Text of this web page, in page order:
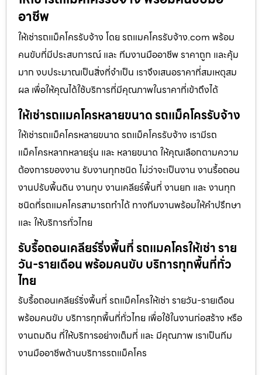
อาชีพ
ให้เช่ารถแม็คโครรับจ้าง โดย รถแมคโครรับจ้าง.com พร้อม
คนขับที่มีประสบการณ์ และ ทีมงานมืออาชีพ ราคาถูก และคุ้ม
มาก งบประมาณเป็นสิ่งที่จำเป็น เราจึงเสนอราคาที่สมเหตุสม
ผล เพื่อให้คุณได้ใช้บริการที่มีคุณภาพในราคาที่เข้าถึงได้
ให้เช่ารถแมคโครหลายขนาด รถแม็คโครรับจ้าง
ให้เช่ารถแม็คโครหลายขนาด รถแม็คโครรับจ้าง เรามีรถ
แม็คโครหลากหลายรุ่น และ หลายขนาด ให้คุณเลือกตามความ
ต้องการของงาน รับงานทุกชนิด ไม่ว่าจะเป็นงาน งานรื้อถอน
งานปรับพื้นดิน งานทุบ งานเคลียร์พื้นที่ งานยก และ งานทุก
ชนิดที่รถแมคโครสามารถทำได้ ทางทีมงานพร้อมให้คำปรึกษา
และ ให้บริการทั่วไทย
รับรื้อถอนเคลียร์ริ่งพื้นที่ รถแมคโครให้เช่า ราย
วัน-รายเดือน พร้อมคนขับ บริการทุกพื้นที่ทั่ว
ไทย
รับรื้อถอนเคลียร์ริ่งพื้นที่ รถแม็คโครให้เช่า รายวัน-รายเดือน
พร้อมคนขับ บริการทุกพื้นที่ทั่วไทย เพื่อใช้ในงานก่อสร้าง หรือ
งานถมดิน ที่ให้บริการอย่างเต็มที่ และ มีคุณภาพ เราเป็นทีม
งานมืออาชีพด้านบริการรถแม็คโคร